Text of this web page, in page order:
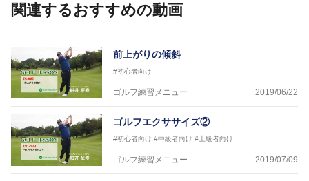
関連するおすすめの動画
前上がりの傾斜
#初心者向け
ゴルフ練習メニュー 2019/06/22
ゴルフエクササイズ②
#初心者向け #中級者向け #上級者向け
ゴルフ練習メニュー 2019/07/09